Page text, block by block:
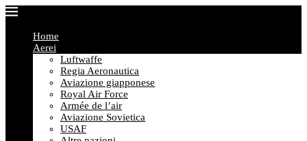
Home
Aerei
Luftwaffe
Regia Aeronautica
Aviazione giapponese
Royal Air Force
Armée de l’air
Aviazione Sovietica
USAF